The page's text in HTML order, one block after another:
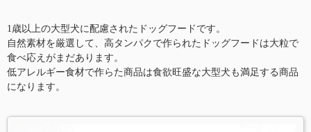
1歳以上の大型犬に配慮されたドッグフードです。
自然素材を厳選して、高タンパクで作られたドッグフードは大粒で
食べ応えがまだあります。
低アレルギー食材で作らた商品は食欲旺盛な大型犬も満足する商品
になります。